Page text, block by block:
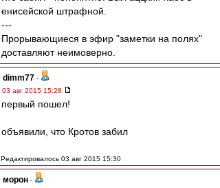
енисейской штрафной.
---
Прорывающиеся в эфир "заметки на полях"
доставляют неимоверно.
dimm77 -
03 авг 2015 15:28
первый пошел!
объявили, что Кротов забил
Редактировалось 03 авг 2015 15:30
морон -